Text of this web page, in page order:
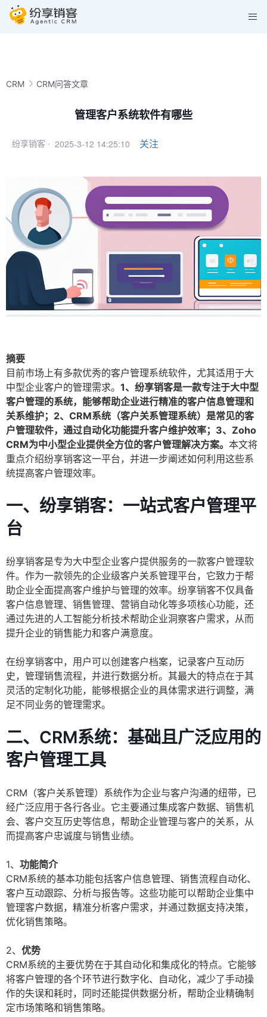
CRM CRM问答文章
管理客户系统软件有哪些
纷享销客 · 2025-3-12 14:25:10 关注
摘要
目前市场上有多款优秀的客户管理系统软件，尤其适用于大
中型企业客户的管理需求。 1、纷享销客是一款专注于大中型
客户管理的系统，能够帮助企业进行精准的客户信息管理和
关系维护；2、CRM系统（客户关系管理系统）是常见的客
户管理软件，通过自动化功能提升客户维护效率；3、Zoho
CRM为中小型企业提供全方位的客户管理解决方案。 本文将
重点介绍纷享销客这一平台，并进一步阐述如何利用这些系
统提高客户管理效率。
一、纷享销客：一站式客户管理平
台
纷享销客是专为大中型企业客户提供服务的一款客户管理软
件。作为一款领先的企业级客户关系管理平台，它致力于帮
助企业全面提高客户维护与管理的效率。纷享销客不仅具备
客户信息管理、销售管理、营销自动化等多项核心功能，还
通过先进的人工智能分析技术帮助企业洞察客户需求，从而
提升企业的销售能力和客户满意度。
在纷享销客中，用户可以创建客户档案，记录客户互动历
史，管理销售流程，并进行数据分析。其最大的特点在于其
灵活的定制化功能，能够根据企业的具体需求进行调整，满
足不同业务的管理需求。
二、CRM系统：基础且广泛应用的
客户管理工具
CRM（客户关系管理）系统作为企业与客户沟通的纽带，已
经广泛应用于各行各业。它主要通过集成客户数据、销售机
会、客户交互历史等信息，帮助企业管理与客户的关系，从
而提高客户忠诚度与销售业绩。
1、 功能简介
CRM系统的基本功能包括客户信息管理、销售流程自动化、
客户互动跟踪、分析与报告等。这些功能可以帮助企业集中
管理客户数据，精准分析客户需求，并通过数据支持决策，
优化销售策略。
2、 优势
CRM系统的主要优势在于其自动化和集成化的特点。它能够
将客户管理的各个环节进行数字化、自动化，减少了手动操
作的失误和耗时，同时还能提供数据分析，帮助企业精确制
定市场策略和销售策略。